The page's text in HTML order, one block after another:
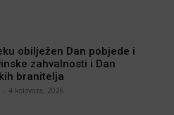
obilježen Dan pobjede i
zahvalnosti i Dan
branitelja
4 kolovoza, 2026